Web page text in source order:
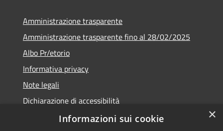
Amministrazione trasparente
Amministrazione trasparente fino al 28/02/2025
Albo Pr/etorio
Informativa privacy
Note legali
Dichiarazione di accessibilità
Obiettivi di accessibilità
×
Informazioni sui cookie